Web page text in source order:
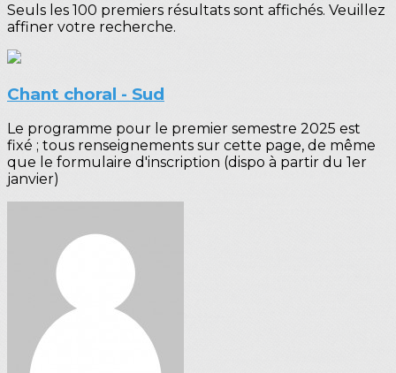
Seuls les 100 premiers résultats sont affichés. Veuillez
affiner votre recherche.
Chant choral - Sud
Le programme pour le premier semestre 2025 est
fixé ; tous renseignements sur cette page, de même
que le formulaire d'inscription (dispo à partir du 1er
janvier)